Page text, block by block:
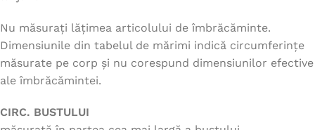
Nu măsurați lățimea articolului de îmbrăcăminte.
Dimensiunile din tabelul de mărimi indică circumferințe
măsurate pe corp și nu corespund dimensiunilor efective
ale îmbrăcămintei.
CIRC. BUSTULUI